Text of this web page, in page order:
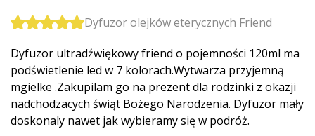
Dyfuzor olejków eterycznych Friend
Dyfuzor ultradźwiękowy friend o pojemności 120ml ma
podświetlenie led w 7 kolorach.Wytwarza przyjemną
mgielke .Zakupilam go na prezent dla rodzinki z okazji
nadchodzacych świąt Bożego Narodzenia. Dyfuzor mały
doskonaly nawet jak wybieramy się w podróż.